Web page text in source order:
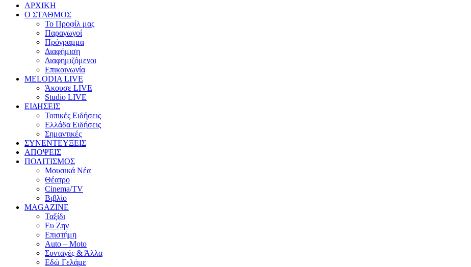
ΑΡΧΙΚΗ
Ο ΣΤΑΘΜΟΣ
Το Προφίλ μας
Παραγωγοί
Πρόγραμμα
Διαφήμιση
Διαφημιζόμενοι
Επικοινωνία
MELODIA LIVE
Άκουσε LIVE
Studio LIVE
ΕΙΔΗΣΕΙΣ
Τοπικές Ειδήσεις
Ελλάδα Ειδήσεις
Σημαντικές
ΣΥΝΕΝΤΕΥΞΕΙΣ
ΑΠΟΨΕΙΣ
ΠΟΛΙΤΙΣΜΟΣ
Μουσικά Νέα
Θέατρο
Cinema/TV
Βιβλίο
MAGAZINE
Ταξίδι
Ευ Ζην
Επιστήμη
Auto – Moto
Συνταγές & Άλλα
Εδώ Γελάμε